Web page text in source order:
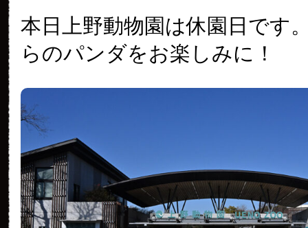
本日上野動物園は休園日です
らのパンダをお楽しみに！